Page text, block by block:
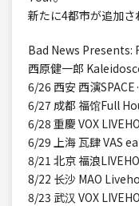
新たに4都市が追加さ
Bad News Presents:
西原健一郎
6/26 西安 西演
6/27 成都 福馆Full
6/28 重慶 VOX
6/29 上海 瓦肆 VAS
8/21 北京 福浪
8/22 长沙 MAO
8/23 武汉 VOX